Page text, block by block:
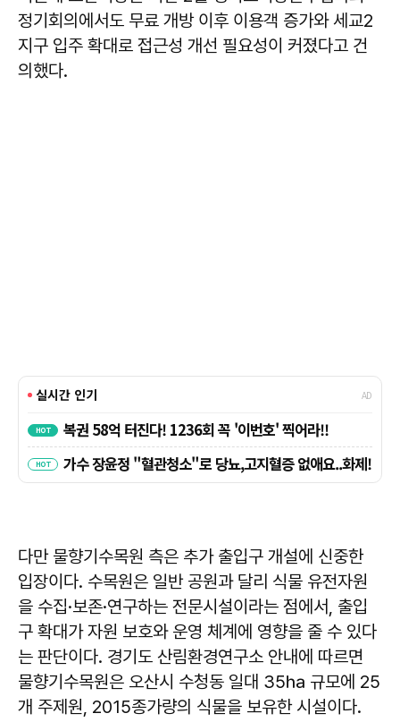
정기회의에서도 무료 개방 이후 이용객 증가와 세교2
지구 입주 확대로 접근성 개선 필요성이 커졌다고 건
의했다.
다만 물향기수목원 측은 추가 출입구 개설에 신중한
입장이다. 수목원은 일반 공원과 달리 식물 유전자원
을 수집·보존·연구하는 전문시설이라는 점에서, 출입
구 확대가 자원 보호와 운영 체계에 영향을 줄 수 있다
는 판단이다. 경기도 산림환경연구소 안내에 따르면
물향기수목원은 오산시 수청동 일대 35㏊ 규모에 25
개 주제원, 2015종가량의 식물을 보유한 시설이다.